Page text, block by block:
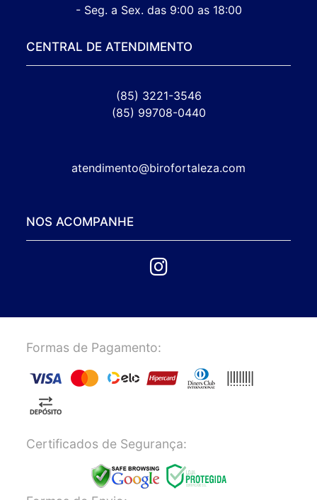
- Seg. a Sex. das 9:00 as 18:00
CENTRAL DE ATENDIMENTO
(85) 3221-3546
(85) 99708-0440
atendimento@birofortaleza.com
NOS ACOMPANHE
Formas de Pagamento:
Certificados de Segurança: